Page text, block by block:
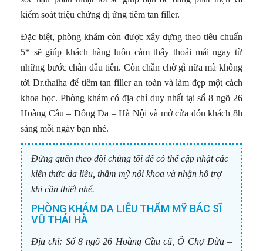
kiểm soát triệu chứng dị ứng tiêm tan filler.
Đặc biệt, phòng khám còn được xây dựng theo tiêu chuẩn
5* sẽ giúp khách hàng luôn cảm thấy thoải mái ngay từ
những bước chân đầu tiên. Còn chần chờ gì nữa mà không
tới Dr.thaiha để tiêm tan filler an toàn và làm đẹp một cách
khoa học. Phòng khám có địa chỉ duy nhất tại số 8 ngõ 26
Hoàng Cầu – Đống Đa – Hà Nội và mở cửa đón khách 8h
sáng mỗi ngày bạn nhé.
Đừng quên theo dõi chúng tôi để có thể cập nhật các
kiến thức da liễu, thẩm mỹ nội khoa và nhận hỗ trợ
khi cần thiết nhé.
PHÒNG KHÁM DA LIỄU THẨM MỸ BÁC SĨ
VŨ THÁI HÀ
Địa chỉ: Số 8 ngõ 26 Hoàng Cầu cũ, Ô Chợ Dừa –